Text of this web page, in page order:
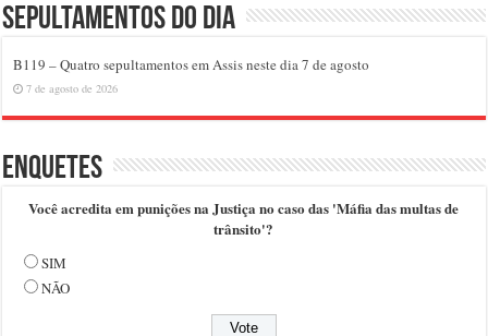
Sepultamentos do dia
B119 – Quatro sepultamentos em Assis neste dia 7 de agosto
7 de agosto de 2026
Enquetes
Você acredita em punições na Justiça no caso das 'Máfia das multas de
trânsito'?
SIM
NÃO